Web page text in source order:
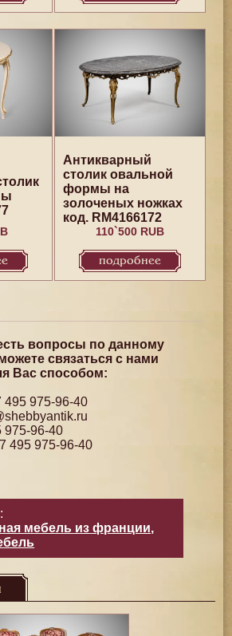
Антикварный
столик овальной
формы на
золоченых ножках
код. RM4166172
110`500 RUB
подробнее
вопросы по данному
связаться с нами
Вас способом:
495 975-96-40
975-96-40
495 975-96-40
мебель из франции,